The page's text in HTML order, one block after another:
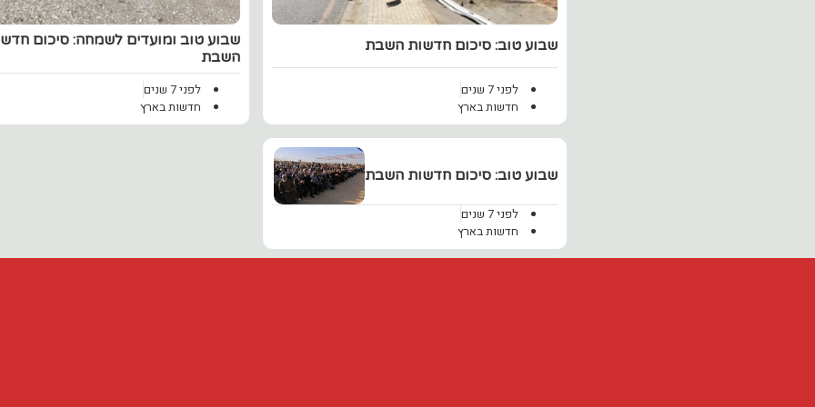
שבוע טוב: סיכום חדשות השבת
לפני 7 שנים
חדשות בארץ
שבוע טוב ומועדים לשמחה: סיכום
השבת
לפני 7 שנים
חדשות בארץ
שבוע טוב: סיכום חדשות השבת
לפני 7 שנים
חדשות בארץ